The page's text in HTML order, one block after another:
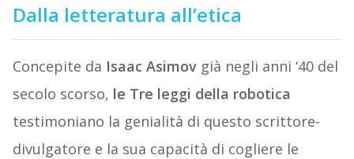
Dalla letteratura all’etica
Concepite da Isaac Asimovgià negli anni ‘40 del
secolo scorso, le Tre leggi della robotica
testimoniano la genialità di questo scrittore-
divulgatore e la sua capacità di cogliere le